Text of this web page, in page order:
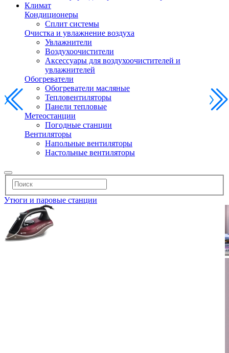
Климат
Кондиционеры
Сплит системы
Очистка и увлажнение воздуха
Увлажнители
Воздухоочистители
Аксессуары для воздухоочистителей и
увлажнителей
Обогреватели
Обогреватели масляные
Тепловентиляторы
Панели тепловые
Метеостанции
Погодные станции
Вентиляторы
Напольные вентиляторы
Настольные вентиляторы
Утюги и паровые станции